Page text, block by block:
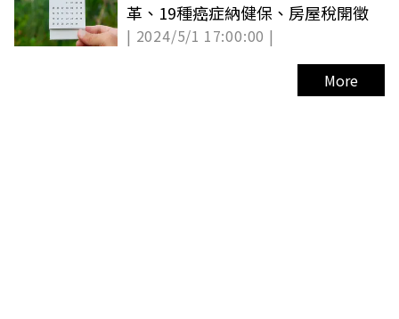
革、19種癌症納健保、房屋稅開徵
| 2024/5/1 17:00:00 |
More